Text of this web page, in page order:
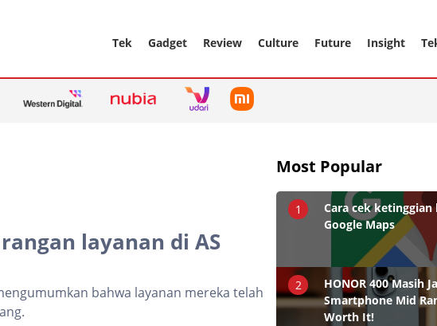
Tek Gadget Review Culture Future Insight
layanan di AS
bahwa layanan mereka telah
Most Popular
1
Cara cek
Google Maps
2
HONOR 400 Masih
Smartphone Mid
Worth It!